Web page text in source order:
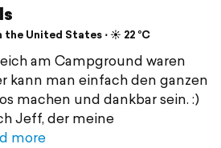
the United States ⋅ ☀️ 22 °C
am Campground waren
kann man einfach den ganzen
machen und dankbar sein. :)
Jeff, der meine
more